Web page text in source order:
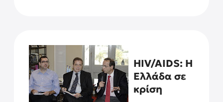
HIV/AIDS: Η
Ελλάδα σε
κρίση